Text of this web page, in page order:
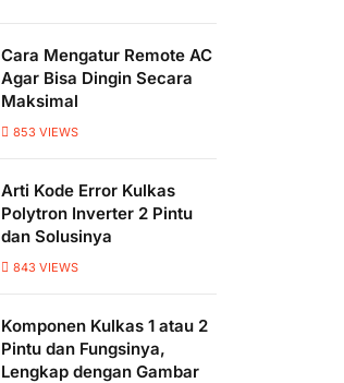
Cara Mengatur Remote AC
Agar Bisa Dingin Secara
Maksimal
853 VIEWS
Arti Kode Error Kulkas
Polytron Inverter 2 Pintu
dan Solusinya
843 VIEWS
Komponen Kulkas 1 atau 2
Pintu dan Fungsinya,
Lengkap dengan Gambar